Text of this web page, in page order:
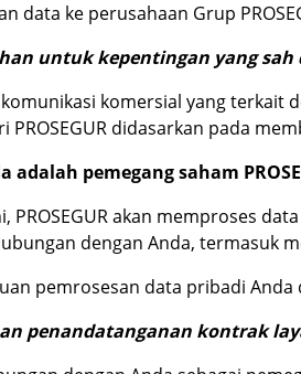
data ke perusahaan Grup
untuk kepentingan yang sah
komersial yang terkait
PROSEGUR didasarkan pada
adalah pemegang saham
PROSEGUR akan memproses
dengan Anda, termasuk
pemrosesan data pribadi
penandatanganan kontrak